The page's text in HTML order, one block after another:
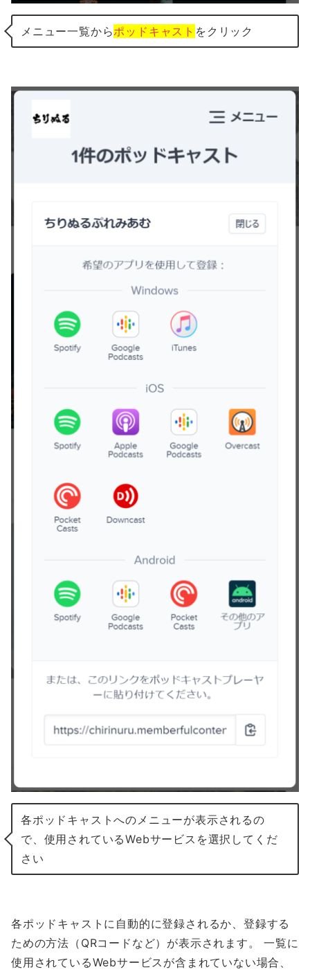
メニュー一覧からポッドキャスト をクリック
各ポッドキャストへのメニューが表示されるの
で、使用されているWebサービスを選択してくだ
さい
各ポッドキャストに自動的に登録されるか、登録する
ための方法（QRコードなど）が表示されます。 一覧に
使用されているWebサービスが含まれていない場合、